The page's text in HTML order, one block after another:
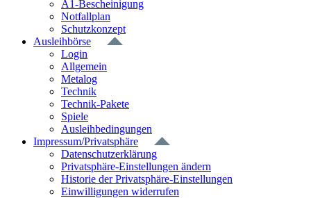
A1-Bescheinigung
Notfallplan
Schutzkonzept
Ausleihbörse
Login
Allgemein
Metalog
Technik
Technik-Pakete
Spiele
Ausleihbedingungen
Impressum/Privatsphäre
Datenschutzerklärung
Privatsphäre-Einstellungen ändern
Historie der Privatsphäre-Einstellungen
Einwilligungen widerrufen